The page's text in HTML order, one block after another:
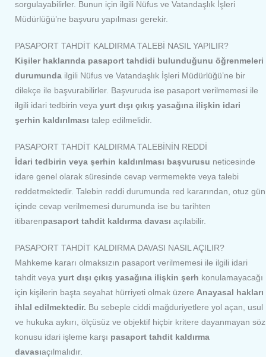
sorgulayabilirler. Bunun için ilgili Nüfus ve Vatandaşlık İşleri
Müdürlüğü’ne başvuru yapılması gerekir.
PASAPORT TAHDİT KALDIRMA TALEBİ NASIL YAPILIR?
Kişiler haklarında pasaport tahdidi bulunduğunu öğrenmeleri
durumunda ilgili Nüfus ve Vatandaşlık İşleri Müdürlüğü’ne bir
dilekçe ile başvurabilirler. Başvuruda ise pasaport verilmemesi ile
ilgili idari tedbirin veya yurt dışı çıkış yasağına ilişkin idari
şerhin kaldırılması talep edilmelidir.
PASAPORT TAHDİT KALDIRMA TALEBİNİN REDDİ
İdari tedbirin veya şerhin kaldırılması başvurusu neticesinde
idare genel olarak süresinde cevap vermemekte veya talebi
reddetmektedir. Talebin reddi durumunda red kararından, otuz gün
içinde cevap verilmemesi durumunda ise bu tarihten
itibarenpasaport tahdit kaldırma davası açılabilir.
PASAPORT TAHDİT KALDIRMA DAVASI NASIL AÇILIR?
Mahkeme kararı olmaksızın pasaport verilmemesi ile ilgili idari
tahdit veya yurt dışı çıkış yasağına ilişkin şerh konulamayacağı
için kişilerin başta seyahat hürriyeti olmak üzere Anayasal hakları
ihlal edilmektedir. Bu sebeple ciddi mağduriyetlere yol açan, usul
ve hukuka aykırı, ölçüsüz ve objektif hiçbir kritere dayanmayan söz
konusu idari işleme karşı pasaport tahdit kaldırma
davasıaçılmalıdır.